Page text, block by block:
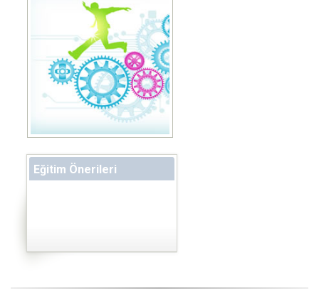
Eğitim Önerileri